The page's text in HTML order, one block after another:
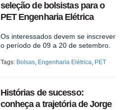
seleção de bolsistas para o
PET Engenharia Elétrica
Os interessados devem se inscrever
o período de 09 a 20 de setembro.
Tags: Bolsas, Engenharia Elétrica, PET
Histórias de sucesso:
conheça a trajetória de Jorge